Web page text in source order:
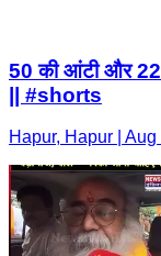
50 की आंटी और 22
|| #shorts
Hapur, Hapur |